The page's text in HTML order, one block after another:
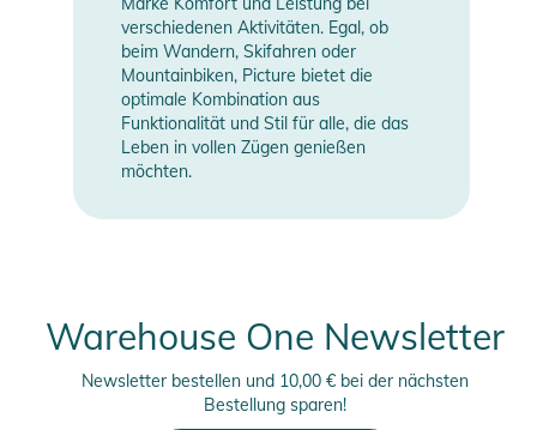
verschiedenen Aktivitäten. Egal, ob
beim Wandern, Skifahren oder
Mountainbiken, Picture bietet die
optimale Kombination aus
Funktionalität und Stil für alle, die das
Leben in vollen Zügen genießen
möchten.
Warehouse One Newsletter
Newsletter bestellen und 10,00 € bei der nächsten
Bestellung sparen!